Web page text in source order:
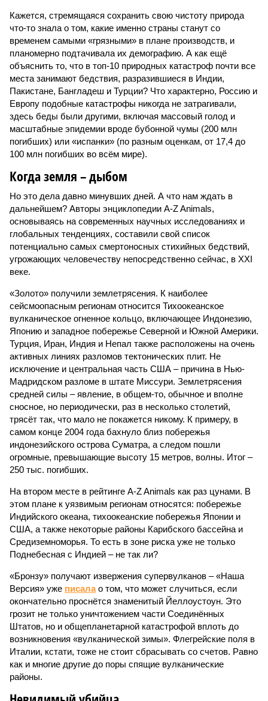
Кажется, стремящаяся сохранить свою чистоту природа
что-то знала о том, какие именно страны станут со
временем самыми «грязными» в плане производств, и
планомерно подтачивала их демографию. А как ещё
объяснить то, что в топ-10 природных катастроф почти все
места занимают бедствия, разразившиеся в Индии,
Пакистане, Бангладеш и Турции? Что характерно, Россию и
Европу подобные катастрофы никогда не затрагивали,
здесь беды были другими, включая массовый голод и
масштабные эпидемии вроде бубонной чумы (200 млн
погибших) или «испанки» (по разным оценкам, от 17,4 до
100 млн погибших во всём мире).
Когда земля – дыбом
Но это дела давно минувших дней. А что нам ждать в
дальнейшем? Авторы энциклопедии A-Z Animals,
основываясь на современных научных исследованиях и
глобальных тенденциях, составили свой список
потенциально самых смертоносных стихийных бедствий,
угрожающих человечеству непосредственно сейчас, в XXI
веке.
«Золото» получили землетрясения. К наиболее
сейсмоопасным регионам относится Тихоокеанское
вулканическое огненное кольцо, включающее Индонезию,
Японию и западное побережье Северной и Южной Америки.
Турция, Иран, Индия и Непал также расположены на очень
активных линиях разломов тектонических плит. Не
исключение и центральная часть США – причина в Нью-
Мадридском разломе в штате Миссури. Землетрясения
средней силы – явление, в общем-то, обычное и вполне
сносное, но периодически, раз в несколько столетий,
трясёт так, что мало не покажется никому. К примеру, в
самом конце 2004 года бахнуло близ побережья
индонезийского острова Суматра, а следом пошли
огромные, превышающие высоту 15 метров, волны. Итог –
250 тыс. погибших.
На втором месте в рейтинге A-Z Animals как раз цунами. В
этом плане к уязвимым регионам относятся: побережье
Индийского океана, тихо­океанские побережья Японии и
США, а также некоторые районы Карибского бассейна и
Средиземноморья. То есть в зоне риска уже не только
Поднебесная с Индией – не так ли?
«Бронзу» получают извержения супервулканов – «Наша
Версия» уже писалао том, что может случиться, если
окончательно проснётся знаменитый Йеллоустоун. Это
грозит не только уничтожением части Соединённых
Штатов, но и общепланетарной катастрофой вплоть до
возникновения «вулканической зимы». Флегрейские поля в
Италии, кстати, тоже не стоит сбрасывать со счетов. Равно
как и многие другие до поры спящие вулканические
районы.